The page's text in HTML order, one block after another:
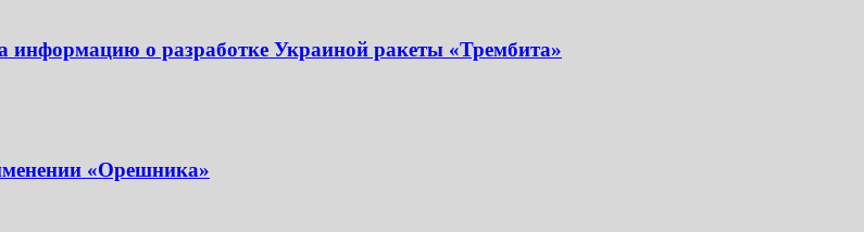
информацию о разработке Украиной ракеты «Трембита»
«Орешника»